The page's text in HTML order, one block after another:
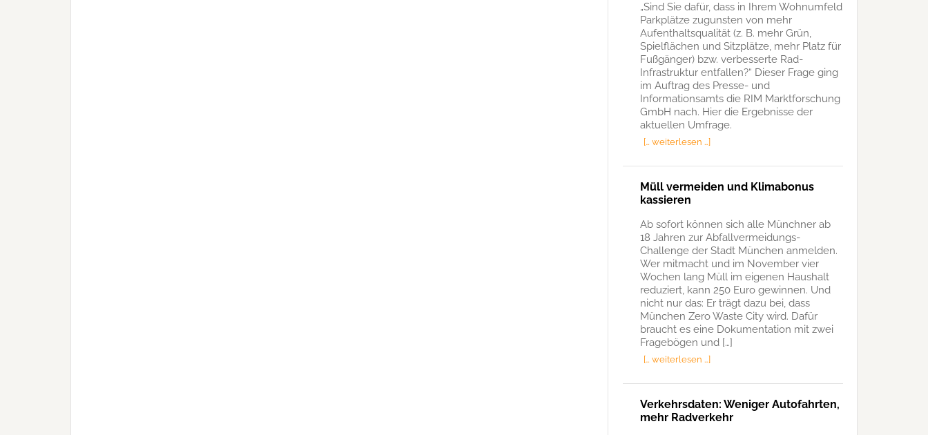
„Sind Sie dafür, dass in Ihrem Wohnumfeld
Parkplätze zugunsten von mehr
Aufenthaltsqualität (z. B. mehr Grün,
Spielflächen und Sitzplätze, mehr Platz für
Fußgänger) bzw. verbesserte Rad-
Infrastruktur entfallen?“ Dieser Frage ging
im Auftrag des Presse- und
Informationsamts die RIM Marktforschung
GmbH nach. Hier die Ergebnisse der
aktuellen Umfrage.
[… weiterlesen …]
Müll vermeiden und Klimabonus
kassieren
Ab sofort können sich alle Münchner ab
18 Jahren zur Abfallvermeidungs-
Challenge der Stadt München anmelden.
Wer mitmacht und im November vier
Wochen lang Müll im eigenen Haushalt
reduziert, kann 250 Euro gewinnen. Und
nicht nur das: Er trägt dazu bei, dass
München Zero Waste City wird. Dafür
braucht es eine Dokumentation mit zwei
Fragebögen und […]
[… weiterlesen …]
Verkehrsdaten: Weniger Autofahrten,
mehr Radverkehr